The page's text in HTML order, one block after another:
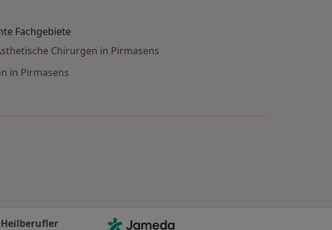
Fachgebiete
Chirurgen in Pirmasens
in Pirmasens
Kontakt
Jameda - Startseite